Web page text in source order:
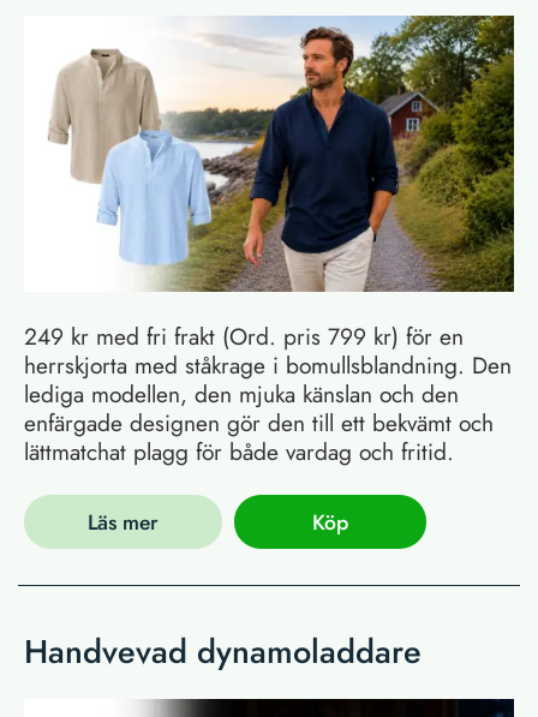
249 kr med fri frakt (Ord. pris 799 kr) för en
herrskjorta med ståkrage i bomullsblandning. Den
lediga modellen, den mjuka känslan och den
enfärgade designen gör den till ett bekvämt och
lättmatchat plagg för både vardag och fritid.
Läs mer Köp
Handvevad dynamoladdare